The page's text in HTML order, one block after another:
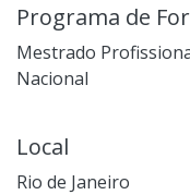
Programa de
Mestrado
Nacional
Local
Rio de Janeiro